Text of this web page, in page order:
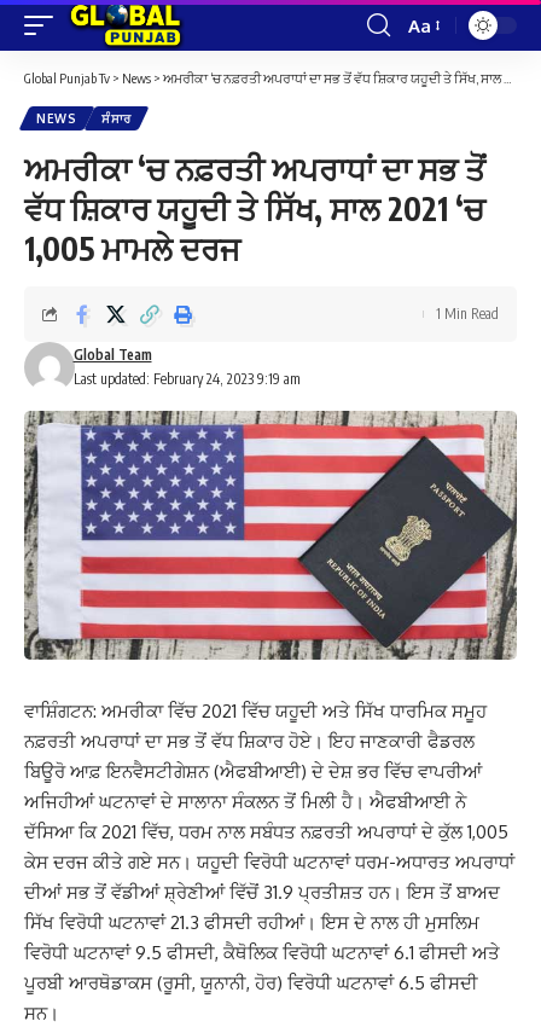
Font
Resizer
Aa
Global Punjab Tv > News > ਅਮਰੀਕਾ ‘ਚ ਨਫ਼ਰਤੀ ਅਪਰਾਧਾਂ ਦਾ ਸਭ ਤੋਂ ਵੱਧ ਸ਼ਿਕਾਰ ਯਹੂਦੀ ਤੇ ਸਿੱਖ, ਸਾਲ 2021 ‘ਚ 1,005 ਮਾਮਲੇ ਦਰਜ
NEWS ਸੰਸਾਰ
ਅਮਰੀਕਾ ‘ਚ ਨਫ਼ਰਤੀ ਅਪਰਾਧਾਂ ਦਾ ਸਭ ਤੋਂ
ਵੱਧ ਸ਼ਿਕਾਰ ਯਹੂਦੀ ਤੇ ਸਿੱਖ, ਸਾਲ 2021 ‘ਚ
1,005 ਮਾਮਲੇ ਦਰਜ
Last updated: February 24, 2023 9:19 am
Global Team
1 Min Read
ਵਾਸ਼ਿੰਗਟਨ: ਅਮਰੀਕਾ ਵਿੱਚ 2021 ਵਿੱਚ ਯਹੂਦੀ ਅਤੇ ਸਿੱਖ ਧਾਰਮਿਕ ਸਮੂਹ
ਨਫ਼ਰਤੀ ਅਪਰਾਧਾਂ ਦਾ ਸਭ ਤੋਂ ਵੱਧ ਸ਼ਿਕਾਰ ਹੋਏ। ਇਹ ਜਾਣਕਾਰੀ ਫੈਡਰਲ
ਬਿਊਰੋ ਆਫ਼ ਇਨਵੈਸਟੀਗੇਸ਼ਨ (ਐਫਬੀਆਈ) ਦੇ ਦੇਸ਼ ਭਰ ਵਿੱਚ ਵਾਪਰੀਆਂ
ਅਜਿਹੀਆਂ ਘਟਨਾਵਾਂ ਦੇ ਸਾਲਾਨਾ ਸੰਕਲਨ ਤੋਂ ਮਿਲੀ ਹੈ। ਐਫਬੀਆਈ ਨੇ
ਦੱਸਿਆ ਕਿ 2021 ਵਿੱਚ, ਧਰਮ ਨਾਲ ਸਬੰਧਤ ਨਫ਼ਰਤੀ ਅਪਰਾਧਾਂ ਦੇ ਕੁੱਲ 1,005
ਕੇਸ ਦਰਜ ਕੀਤੇ ਗਏ ਸਨ। ਯਹੂਦੀ ਵਿਰੋਧੀ ਘਟਨਾਵਾਂ ਧਰਮ-ਅਧਾਰਤ ਅਪਰਾਧਾਂ
ਦੀਆਂ ਸਭ ਤੋਂ ਵੱਡੀਆਂ ਸ਼੍ਰੇਣੀਆਂ ਵਿੱਚੋਂ 31.9 ਪ੍ਰਤੀਸ਼ਤ ਹਨ। ਇਸ ਤੋਂ ਬਾਅਦ
ਸਿੱਖ ਵਿਰੋਧੀ ਘਟਨਾਵਾਂ 21.3 ਫੀਸਦੀ ਰਹੀਆਂ। ਇਸ ਦੇ ਨਾਲ ਹੀ ਮੁਸਲਿਮ
ਵਿਰੋਧੀ ਘਟਨਾਵਾਂ 9.5 ਫੀਸਦੀ, ਕੈਥੋਲਿਕ ਵਿਰੋਧੀ ਘਟਨਾਵਾਂ 6.1 ਫੀਸਦੀ ਅਤੇ
ਪੂਰਬੀ ਆਰਥੋਡਾਕਸ (ਰੂਸੀ, ਯੂਨਾਨੀ, ਹੋਰ) ਵਿਰੋਧੀ ਘਟਨਾਵਾਂ 6.5 ਫੀਸਦੀ
ਸਨ।